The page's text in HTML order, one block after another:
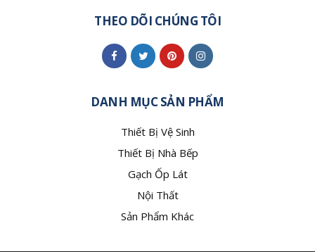
THEO DÕI CHÚNG TÔI
DANH MỤC SẢN PHẨM
Thiết Bị Vệ Sinh
Thiết Bị Nhà Bếp
Gạch Ốp Lát
Nội Thất
Sản Phẩm Khác